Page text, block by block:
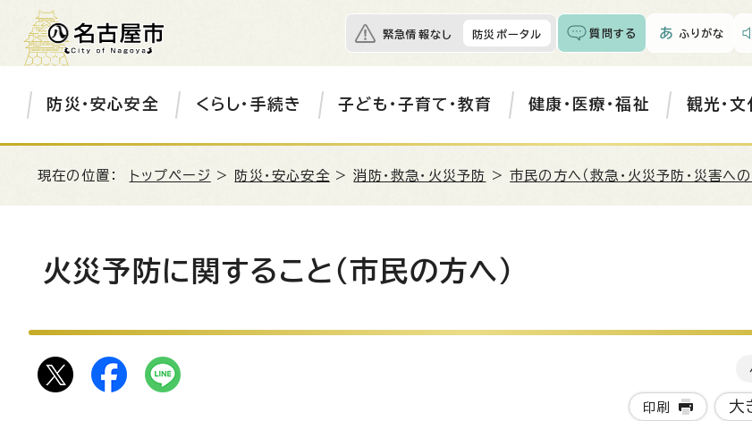
緊急情報なし 防災ポータル 質問する ふりがな
防災・安心安全 くらし・手続き 子ども・子育て・教育 健康・医療・福祉 観光・文
現在の位置： トップページ > 防災・安心安全>消防・救急・火災予防 >市民の方へ（救急・火災予防・災害への
火災予防に関すること（市民の方へ）
印刷 大